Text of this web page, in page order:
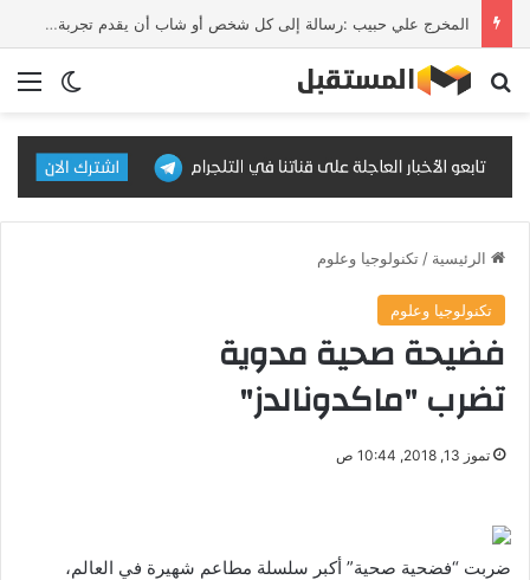
المخرج علي حبيب :رسالة إلى كل شخص أو شاب أن يقدم تجربة يؤمن بالحلم لأنها سوف تنبني منجز عربي
الوضع بحث عن
الرئيسية / تكنولوجيا وعلوم
تكنولوجيا وعلوم
فضيحة صحية مدوية
تضرب "ماكدونالدز"
تموز 13, 2018, 10:44 ص
ضربت “فضحية صحية” أكبر سلسلة مطاعم شهيرة في العالم،